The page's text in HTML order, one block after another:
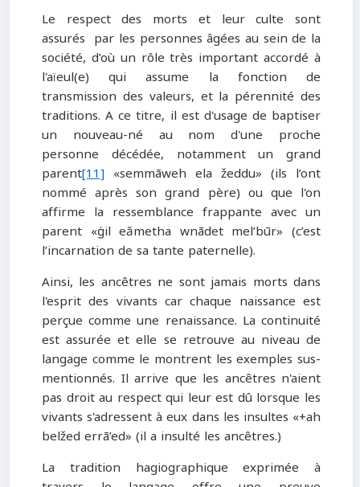
Le respect des morts et leur culte sont
assurés par les personnes âgées au sein de la
société, d’où un rôle très important accordé à
l'aïeul(e) qui assume la fonction de
transmission des valeurs, et la pérennité des
traditions. A ce titre, il est d'usage de baptiser
un nouveau-né au nom d'une proche
personne décédée, notamment un grand
parent[11] «semmāweh ela žeddu» (ils l’ont
nommé après son grand père) ou que l'on
affirme la ressemblance frappante avec un
parent «ġil eămetha wnādet mel’būr» (c’est
l’incarnation de sa tante paternelle).
Ainsi, les ancêtres ne sont jamais morts dans
l'esprit des vivants car chaque naissance est
perçue comme une renaissance. La continuité
est assurée et elle se retrouve au niveau de
langage comme le montrent les exemples sus-
mentionnés. Il arrive que les ancêtres n'aient
pas droit au respect qui leur est dû lorsque les
vivants s'adressent à eux dans les insultes «+ah
belžed errā’ed» (il a insulté les ancêtres.)
La tradition hagiographique exprimée à